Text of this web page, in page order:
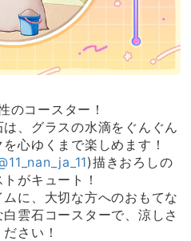
のコースター！
、グラスの水滴をぐんぐん
心ゆくまで楽しめます！
)描きおろしの
がキュート！
に、大切な方へのおもてな
雲石コースターで、涼しさ
さい！